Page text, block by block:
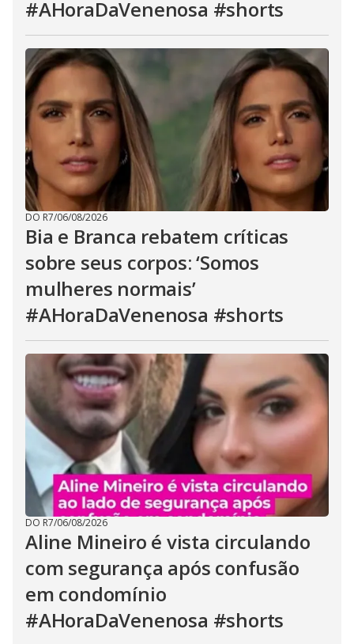
#AHoraDaVenenosa #shorts
DO R7/06/08/2026
Bia e Branca rebatem críticas
sobre seus corpos: ‘Somos
mulheres normais’
#AHoraDaVenenosa #shorts
DO R7/06/08/2026
Aline Mineiro é vista circulando
com segurança após confusão
em condomínio
#AHoraDaVenenosa #shorts